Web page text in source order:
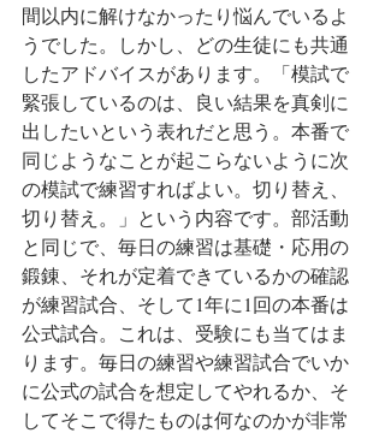
間以内に解けなかったり悩んでいるよ
うでした。しかし、どの生徒にも共通
したアドバイスがあります。「模試で
緊張しているのは、良い結果を真剣に
出したいという表れだと思う。本番で
同じようなことが起こらないように次
の模試で練習すればよい。切り替え、
切り替え。」という内容です。部活動
と同じで、毎日の練習は基礎・応用の
鍛錬、それが定着できているかの確認
が練習試合、そして1年に1回の本番は
公式試合。これは、受験にも当てはま
ります。毎日の練習や練習試合でいか
に公式の試合を想定してやれるか、そ
してそこで得たものは何なのかが非常